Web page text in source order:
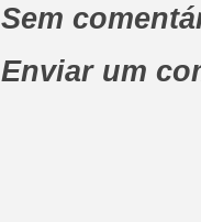
Sem
Enviar um